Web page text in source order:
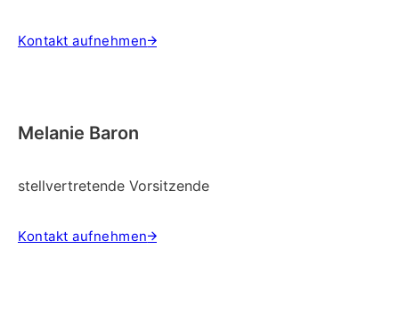
Kontakt aufnehmen
Melanie Baron
stellvertretende Vorsitzende
Kontakt aufnehmen